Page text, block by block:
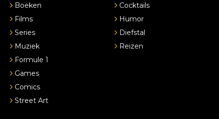
Boeken
Films
Series
Muziek
Formule 1
Games
Comics
Street Art
Cocktails
Humor
Diefstal
Reizen